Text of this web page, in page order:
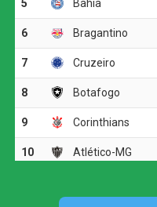
Na volta do intervalo, o
Logo nos primeiros
afastada parcialmente
direção ao gol. Marcos
e evitou que o time da
Ao longo da etapa final,
das ações e acumulou